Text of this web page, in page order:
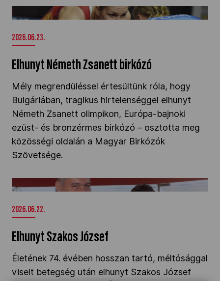
Elhunyt Németh Zsanett birkózó" />
2026.06.23.
Elhunyt Németh Zsanett birkózó
Mély megrendüléssel értesültünk róla, hogy
Bulgáriában, tragikus hirtelenséggel elhunyt
Németh Zsanett olimpikon, Európa-bajnoki
ezüst- és bronzérmes birkózó – osztotta meg
közösségi oldalán a Magyar Birkózók
Szövetsége.
Elhunyt Szakos József" />
2026.06.22.
Elhunyt Szakos József
Életének 74. évében hosszan tartó, méltósággal
viselt betegség után elhunyt Szakos József